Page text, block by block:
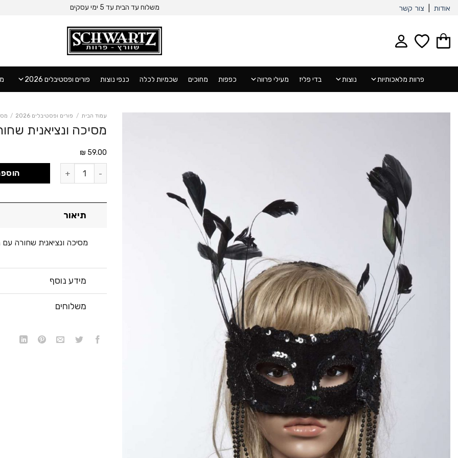
Skip
content
אודות צור קשר משלוח עד הבית עד 5 ימי עסקים
פרוות מלאכותיות נוצות בדי פליז מעילי פרווה כפפות מחוכים שכמיות לכלה כנפי נוצות פורים ופסטיבלים 2026
עמוד הבית / פורים ופסטיבלים 2026 /
מסיכה ונציאנית
59.00
₪
כמות של מסיכה ונציאנית שחורה
תיאור
מסיכה ונציאנית שחורה עם
מידע נוסף
משלוחים